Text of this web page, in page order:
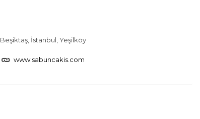
Beşiktaş, İstanbul, Yeşilköy
www.sabuncakis.com